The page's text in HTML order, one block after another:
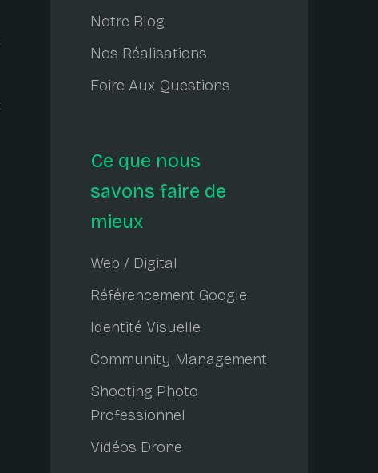
Notre Blog
Nos Réalisations
Foire Aux Questions
Ce que nous
savons faire de
mieux
Web / Digital
Référencement Google
Identité Visuelle
Community Management
Shooting Photo
Professionnel
Vidéos Drone